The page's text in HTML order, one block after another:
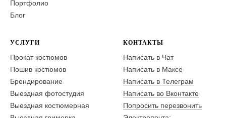
Портфолио
Блог
УСЛУГИ
Прокат костюмов
Пошив костюмов
Брендирование
Выездная фотостудия
Выездная костюмерная
КОНТАКТЫ
Написать в Чат
Написать в Максе
Написать в Телеграм
Написать во Вконтакте
Попросить перезвонить